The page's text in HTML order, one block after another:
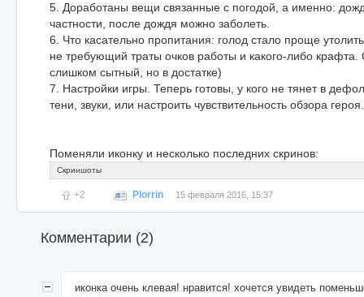
5. Доработаны вещи связанные с погодой, а именно:
частности, после дождя можно заболеть.
6. Что касательно пропитания: голод стало проще
не требующий траты очков работы и какого-либо
слишком сытный, но в достатке)
7. Настройки игры. Теперь готовы, у кого не тянет в
тени, звуки, или настроить чувствительность обзора героя.
Поменяли иконку и несколько последних скринов:
Скриншоты
+2 Plorrin 15 февраля 2016, 15:37
Комментарии (2)
иконка очень клевая! нравится! хочется увидеть